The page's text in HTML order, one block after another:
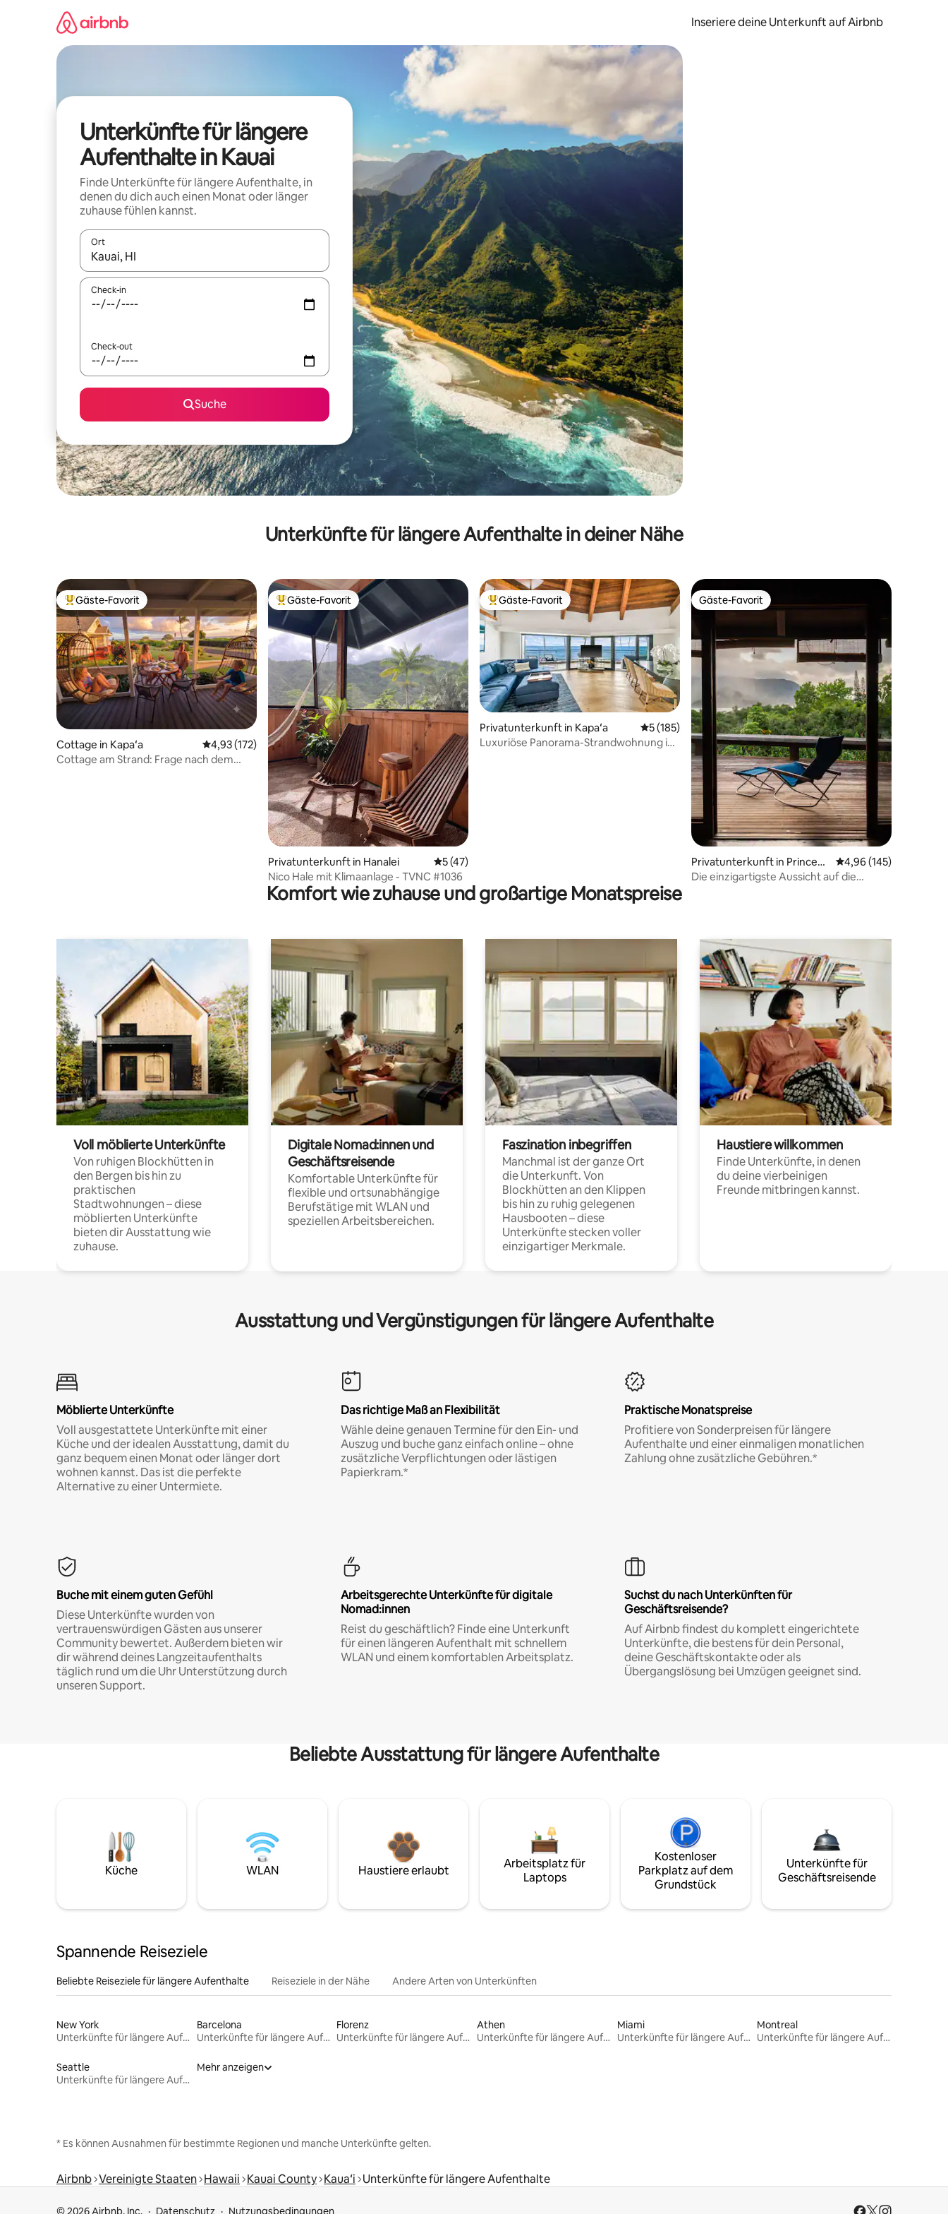
Inseriere deine Unterkunft auf Airbnb
Unterkünfte für längere
Aufenthalte in Kauai
Finde Unterkünfte für längere Aufenthalte, in
denen du dich auch einen Monat oder länger
zuhause fühlen kannst.
Ort
Wenn Ergebnisse verfügbar sind, navigiere mit den Pfeiltasten nach oben und unten oder erkunde die Ergebnisse durch Berühren oder Wischgesten.
Check-in
Check-out
Suche
Unterkünfte für längere Aufenthalte in deiner Nähe
Beliebter Gäste-Favorit.
Gäste-Favorit
Cottage in Kapaʻa Durchschnittliche Bewertung: 4,93 von 5, 172 Bewertungen
4,93 (172)
Cottage am Strand: Frage nach dem
Beliebter Gäste-Favorit.
Gäste-Favorit
Privatunterkunft in Hanalei Durchschnittliche Bewertung: 5 von 5, 47 Bewertungen
5 (47)
Nico Hale mit Klimaanlage - TVNC #1036
Beliebter Gäste-Favorit.
Gäste-Favorit
Privatunterkunft in Kapaʻa Durchschnittliche Bewertung: 5 von 5, 185 Bewertungen
5 (185)
Luxuriöse Panorama-Strandwohnung im
Gäste-Favorit
Gäste-Favorit
Privatunterkunft in Princevill
e
Durchschnittliche
4,96 (145)
Die einzigartigste Aussicht auf die
Komfort wie zuhause und großartige Monatspreise
Voll möblierte Unterkünfte
Von ruhigen Blockhütten in
den Bergen bis hin zu
praktischen
Stadtwohnungen – diese
möblierten Unterkünfte
bieten dir Ausstattung wie
zuhause.
Digitale Nomad:innen und
Geschäftsreisende
Komfortable Unterkünfte für
flexible und ortsunabhängige
Berufstätige mit WLAN und
speziellen Arbeitsbereichen.
Faszination inbegriffen
Manchmal ist der ganze Ort
die Unterkunft. Von
Blockhütten an den Klippen
bis hin zu ruhig gelegenen
Hausbooten – diese
Unterkünfte stecken voller
einzigartiger Merkmale.
Haustiere willkommen
Finde Unterkünfte, in denen
du deine vierbeinigen
Freunde mitbringen kannst.
Ausstattung und Vergünstigungen für längere Aufenthalte
Möblierte Unterkünfte
Voll ausgestattete Unterkünfte mit einer
Küche und der idealen Ausstattung, damit du
ganz bequem einen Monat oder länger dort
wohnen kannst. Das ist die perfekte
Alternative zu einer Untermiete.
Das richtige Maß an Flexibilität
Wähle deine genauen Termine für den Ein- und
Auszug und buche ganz einfach online – ohne
zusätzliche Verpflichtungen oder lästigen
Papierkram.*
Praktische Monatspreise
Profitiere von Sonderpreisen für längere
Aufenthalte und einer einmaligen monatlichen
Zahlung ohne zusätzliche Gebühren.*
Buche mit einem guten Gefühl
Diese Unterkünfte wurden von
vertrauenswürdigen Gästen aus unserer
Community bewertet. Außerdem bieten wir
dir während deines Langzeitaufenthalts
täglich rund um die Uhr Unterstützung durch
unseren Support.
Arbeitsgerechte Unterkünfte für digitale
Nomad:innen
Reist du geschäftlich? Finde eine Unterkunft
für einen längeren Aufenthalt mit schnellem
WLAN und einem komfortablen Arbeitsplatz.
Suchst du nach Unterkünften für
Geschäftsreisende?
Auf Airbnb findest du komplett eingerichtete
Unterkünfte, die bestens für dein Personal,
deine Geschäftskontakte oder als
Übergangslösung bei Umzügen geeignet sind.
Beliebte Ausstattung für längere Aufenthalte
Küche WLAN Haustiere erlaubt
Arbeitsplatz für
Laptops
Kostenloser
Parkplatz auf dem
Grundstück
Unterkünfte für
Geschäftsreisende
Spannende Reiseziele
Beliebte Reiseziele für längere Aufenthalte Reiseziele in der Nähe Andere Arten von Unterkünften
New York
Unterkünfte für längere Aufenthalte
Barcelona
Unterkünfte für längere Aufenthalte
Florenz
Unterkünfte für längere Aufenthalte
Athen
Unterkünfte für längere Aufenthalte
Miami
Unterkünfte für längere Aufenthalte
Montreal
Unterkünfte für längere Aufenthalte
Seattle
Unterkünfte für längere Aufenthalte
Mehr anzeigen
* Es können Ausnahmen für bestimmte Regionen und manche Unterkünfte gelten.
Airbnb Vereinigte Staaten Hawaii Kauai County Kauaʻi Unterkünfte für längere Aufenthalte
© 2026 Airbnb, Inc. Datenschutz Nutzungsbedingungen